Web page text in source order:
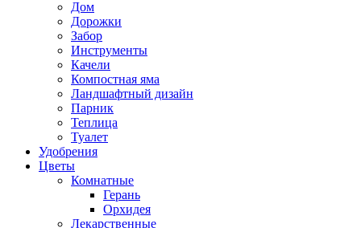
Дом
Дорожки
Забор
Инструменты
Качели
Компостная яма
Ландшафтный дизайн
Парник
Теплица
Туалет
Удобрения
Цветы
Комнатные
Герань
Орхидея
Лекарственные